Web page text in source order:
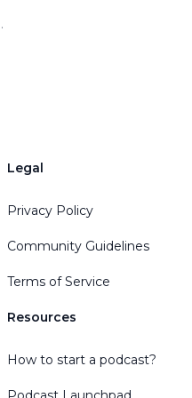
Legal
Privacy Policy
Community Guidelines
Terms of Service
Resources
How to start a podcast?